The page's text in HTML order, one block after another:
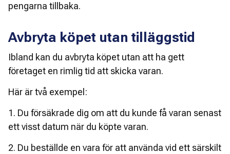
pengarna tillbaka.
Avbryta köpet utan tilläggstid
Ibland kan du avbryta köpet utan att ha gett
företaget en rimlig tid att skicka varan.
Här är två exempel:
1. Du försäkrade dig om att du kunde få varan senast
ett visst datum när du köpte varan.
2. Du beställde en vara för att använda vid ett särskilt